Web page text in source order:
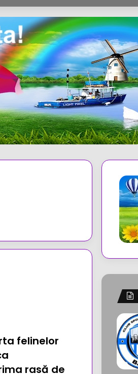
felinelor
rasă de